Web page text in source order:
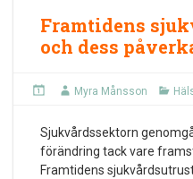
Framtidens
och dess
Myra Månsson
Sjukvårdssektorn
förändring tack vare
Framtidens